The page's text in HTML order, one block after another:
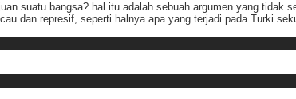
suatu bangsa? hal itu adalah sebuah argumen yang tidak
dan represif, seperti halnya apa yang terjadi pada Turki